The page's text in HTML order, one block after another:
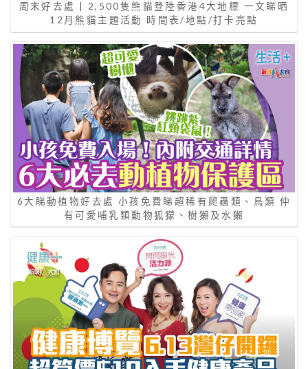
周末好去處 | 2,500隻熊貓登陸香港4大地標 一文睇晒
12月熊貓主題活動 時間表/地點/打卡亮點
6大睇動植物好去處 小孩免費睇超稀有爬蟲類、鳥類 仲
有可愛哺乳類動物狐獴、樹獺及水獺